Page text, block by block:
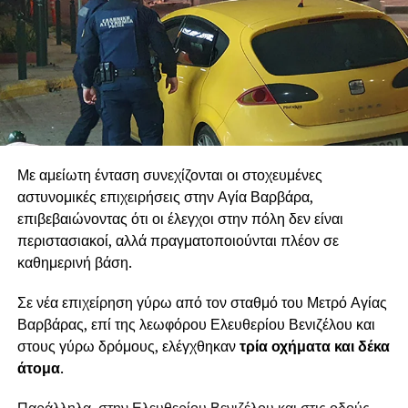
.
Με αμείωτη ένταση συνεχίζονται οι στοχευμένες
αστυνομικές επιχειρήσεις στην Αγία Βαρβάρα,
επιβεβαιώνοντας ότι οι έλεγχοι στην πόλη δεν είναι
περιστασιακοί, αλλά πραγματοποιούνται πλέον σε
καθημερινή βάση.
Σε νέα επιχείρηση γύρω από τον σταθμό του Μετρό Αγίας
Βαρβάρας, επί της λεωφόρου Ελευθερίου Βενιζέλου και
στους γύρω δρόμους, ελέγχθηκαντρία οχήματα και δέκα
άτομα.